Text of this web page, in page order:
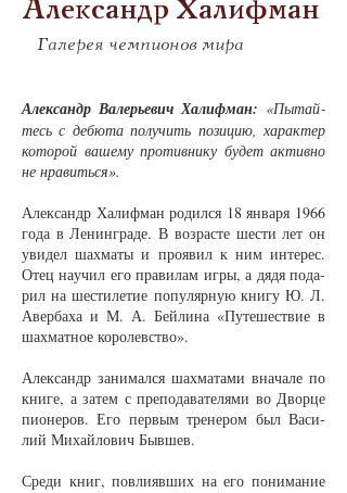
Александр Халифман
Галерея чемпионов мира
Алек­сан­др Ва­лерь­е­вич Ха­лиф­ман: «Пы­тай­
тесь с де­бю­та по­лу­чить по­зи­цию, ха­рак­тер
ко­то­рой ва­ше­му про­тив­ни­ку бу­дет ак­тив­но
не нра­вить­ся».
Алек­сан­др Ха­лиф­ман ро­дил­ся 18 ян­ва­ря 1966
го­да в Ле­нин­гра­де. В воз­рас­те шес­ти лет он
уви­дел шах­ма­ты и про­явил к ним ин­те­рес.
Отец на­учил его пра­ви­лам иг­ры, а дя­дя по­да­
рил на шес­ти­ле­тие по­пу­ляр­ную кни­гу Ю. Л.
Авер­ба­ха и М. А. Бей­ли­на «Пу­те­шест­вие в
шах­мат­ное ко­ро­левст­во».
Алек­сан­др за­ни­мал­ся шах­ма­та­ми вна­ча­ле по
кни­ге, а за­тем с пре­по­да­ва­те­ля­ми во Двор­це
пи­о­не­ров. Его пер­вым тре­не­ром был Ва­си­
лий Ми­хай­ло­вич Быв­шев.
Сре­ди книг, по­вли­яв­ших на его по­ни­ма­ние